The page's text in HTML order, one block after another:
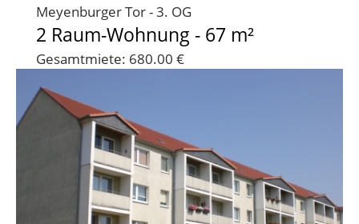
Meyenburger Tor - 3. OG
2 Raum-Wohnung - 67 m²
Gesamtmiete: 680.00 €